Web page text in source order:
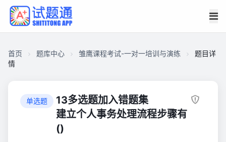
首页 题库中心 雏鹰课程考试-一对一培训与演练
题目详
情
单选题
13多选题加入错题集
建立个人事务处理流程步骤有
()